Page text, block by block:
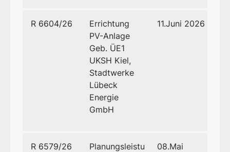
R 6604/26
Errichtung
PV-Anlage
Geb. ÜE1
UKSH Kiel,
Stadtwerke
Lübeck
Energie
GmbH
11.Juni 2026
R 6579/26
Planungsleistu
08.Mai